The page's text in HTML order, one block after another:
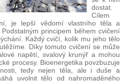
dostat.
Cílem
je lepší vědomí vlastního těla a
principem během cvičení
Každý cvičí, kolik mu jeho tělo
Díky tomuto cvičení se může
napětí, svalový krunýř a mohou
procesy. Bioenergetika povzbuzuje
tedy nejen těla, ale i duše a
uvolnit tělo od nahromaděného